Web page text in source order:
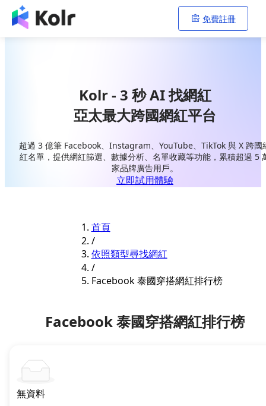
免費註冊
Kolr - 3 秒 AI 找網紅
亞太最大跨國網紅平台
超過 3 億筆 Facebook、Instagram、YouTube、TikTok 與 X 跨國
紅名單，提供網紅篩選、數據分析、名單收藏等功能，累積超過 5
家品牌廣告用戶。
立即試用體驗
首頁
/
依照類型尋找網紅
/
Facebook 泰國穿搭網紅排行榜
Facebook 泰國穿搭網紅排行榜
無資料